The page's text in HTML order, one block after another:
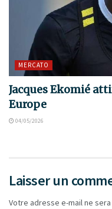
MERCATO
Jacques Ekomié
Europe
04/05/2026
Laisser un
Votre adresse e-mail ne